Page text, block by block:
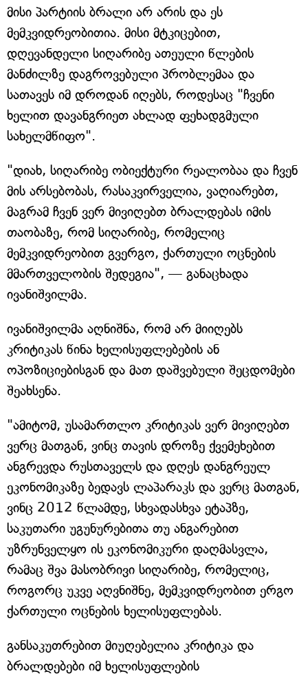
მისი პარტიის ბრალი არ არის და ეს
მემკვიდრეობითია. მისი მტკიცებით,
დღევანდელი სიღარიბე ათეული წლების
მანძილზე დაგროვებული პრობლემაა და
სათავეს იმ დროდან იღებს, როდესაც "ჩვენი
ხელით დავანგრიეთ ახლად ფეხადგმული
სახელმწიფო".
"დიახ, სიღარიბე ობიექტური რეალობაა და ჩვენ
მის არსებობას, რასაკვირველია, ვაღიარებთ,
მაგრამ ჩვენ ვერ მივიღებთ ბრალდებას იმის
თაობაზე, რომ სიღარიბე, რომელიც
მემკვიდრეობით გვერგო, ქართული ოცნების
მმართველობის შედეგია", — განაცხადა
ივანიშვილმა.
ივანიშვილმა აღნიშნა, რომ არ მიიღებს
კრიტიკას წინა ხელისუფლებების ან
ოპოზიციებისგან და მათ დაშვებული შეცდომები
შეახსენა.
"ამიტომ, უსამართლო კრიტიკას ვერ მივიღებთ
ვერც მათგან, ვინც თავის დროზე ქვემეხებით
ანგრევდა რუსთაველს და დღეს დანგრეულ
ეკონომიკაზე ბედავს ლაპარაკს და ვერც მათგან,
ვინც 2012 წლამდე, სხვადასხვა ეტაპზე,
საკუთარი უგუნურებითა თუ ანგარებით
უზრუნველყო ის ეკონომიკური დაღმასვლა,
რამაც შვა მასობრივი სიღარიბე, რომელიც,
როგორც უკვე აღვნიშნე, მემკვიდრეობით ერგო
ქართული ოცნების ხელისუფლებას.
განსაკუთრებით მიუღებელია კრიტიკა და
ბრალდებები იმ ხელისუფლების